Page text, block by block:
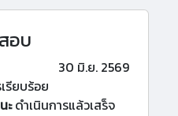
อบ
30 มิ.ย. 2569
รียบร้อย
ะดำเนินการแล้วเสร็จ